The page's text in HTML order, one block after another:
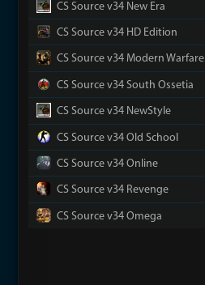
CS Source v34 New Era
CS Source v34 HD Edition
CS Source v34 Modern Warfare
CS Source v34 South Ossetia
CS Source v34 NewStyle
CS Source v34 Old School
CS Source v34 Online
CS Source v34 Revenge
CS Source v34 Omega